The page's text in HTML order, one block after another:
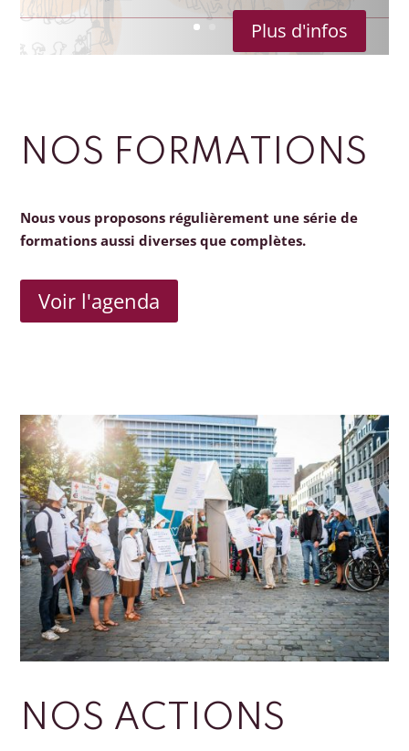
Plus d'infos
NOS FORMATIONS
Nous vous proposons régulièrement une série de
formations aussi diverses que complètes.
Voir l'agenda
NOS ACTIONS